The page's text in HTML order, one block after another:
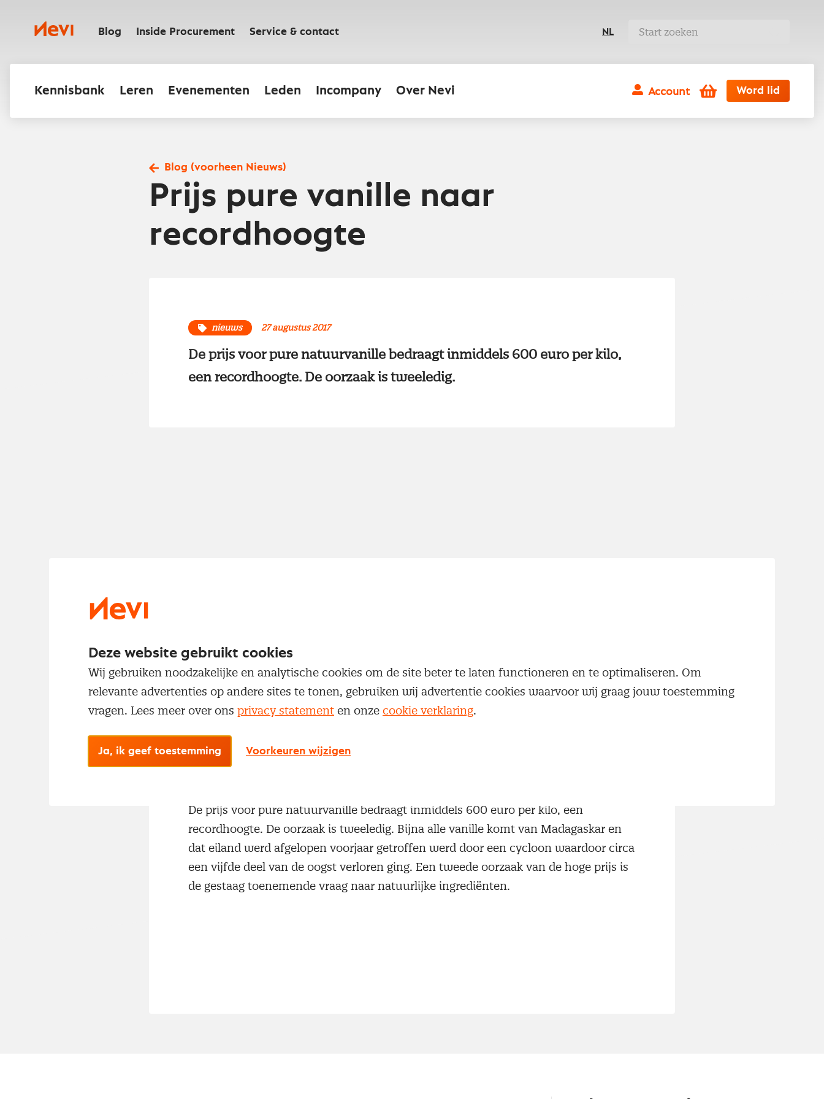
inhoudNevi Blog Inside Procurement Service & contact NL
Kennisbank Leren Evenementen Leden Incompany Over Nevi Account Winkelwagen
Word lid
Blog (voorheen Nieuws)
Prijs pure vanille naar
recordhoogte
nieuws 27 augustus 2017
De prijs voor pure natuurvanille bedraagt inmiddels 600 euro per kilo,
een recordhoogte. De oorzaak is tweeledig.
De prijs voor pure natuurvanille bedraagt inmiddels 600 euro per kilo, een
recordhoogte. De oorzaak is tweeledig. Bijna alle vanille komt van Madagaskar en
dat eiland werd afgelopen voorjaar getroffen werd door een cycloon waardoor circa
een vijfde deel van de oogst verloren ging. Een tweede oorzaak van de hoge prijs is
de gestaag toenemende vraag naar natuurlijke ingrediënten.
Deze website gebruikt cookies
Wij gebruiken noodzakelijke en analytische cookies om de site beter te laten functioneren en te optimaliseren. Om
relevante advertenties op andere sites te tonen, gebruiken wij advertentie cookies waarvoor wij graag jouw toestemming
vragen. Lees meer over ons privacy statement en onze cookie verklaring.
Ja, ik geef toestemming Voorkeuren wijzigen